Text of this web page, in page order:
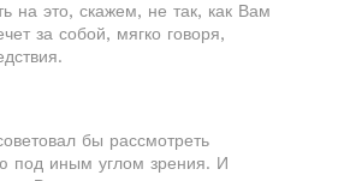
на это, скажем, не так, как Вам
за собой, мягко говоря,
бы рассмотреть
под иным углом зрения. И